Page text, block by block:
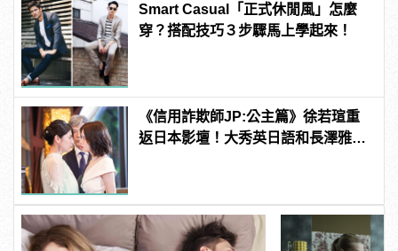
Smart Casual「正式休閒風」怎麼
穿？搭配技巧３步驟馬上學起來！
《信用詐欺師JP:公主篇》徐若瑄重
返日本影壇！大秀英日語和長澤雅美